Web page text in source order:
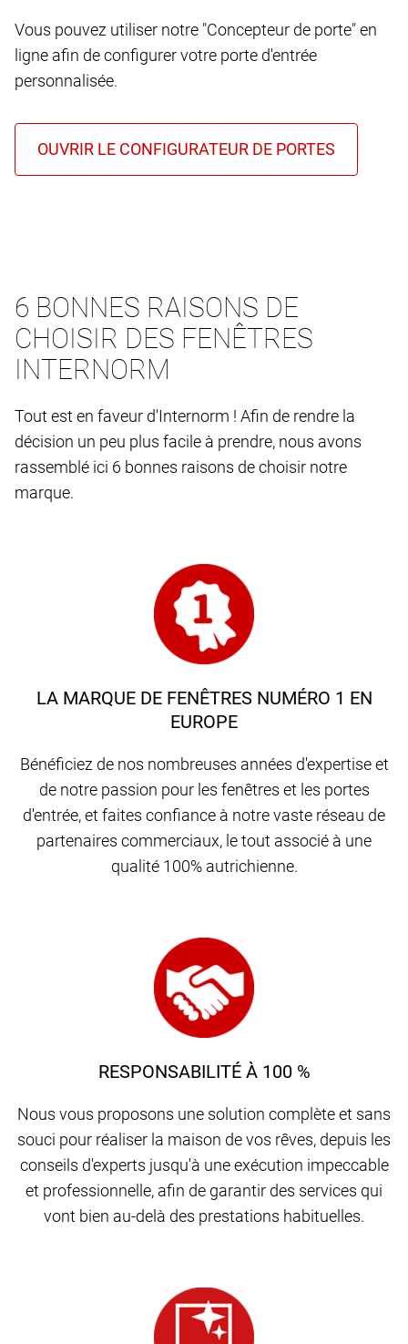
Vous pouvez utiliser notre "Concepteur de porte" en
ligne afin de configurer votre porte d'entrée
personnalisée.
6 BONNES RAISONS DE
CHOISIR DES FENÊTRES
INTERNORM
Tout est en faveur d'Internorm ! Afin de rendre la
décision un peu plus facile à prendre, nous avons
rassemblé ici 6 bonnes raisons de choisir notre
marque.
LA MARQUE DE FENÊTRES NUMÉRO 1 EN
EUROPE
Bénéficiez de nos nombreuses années d'expertise et
de notre passion pour les fenêtres et les portes
d'entrée, et faites confiance à notre vaste réseau de
partenaires commerciaux, le tout associé à une
qualité 100% autrichienne.
RESPONSABILITÉ À 100 %
Nous vous proposons une solution complète et sans
souci pour réaliser la maison de vos rêves, depuis les
conseils d'experts jusqu'à une exécution impeccable
et professionnelle, afin de garantir des services qui
vont bien au-delà des prestations habituelles.